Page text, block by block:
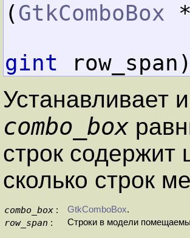
(GtkComboBox
gint
Устанавливает
combo_box
строк
сколько строк
combo_box : GtkComboBox.
row_span : Строки в модели